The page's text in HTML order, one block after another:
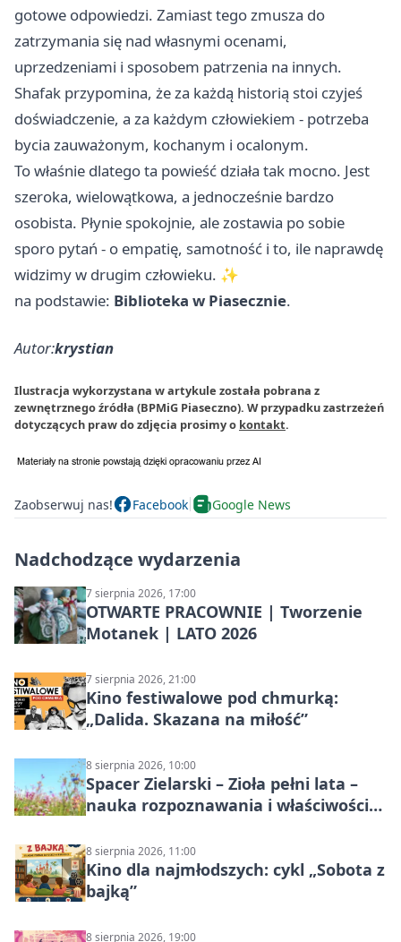
gotowe odpowiedzi. Zamiast tego zmusza do
zatrzymania się nad własnymi ocenami,
uprzedzeniami i sposobem patrzenia na innych.
Shafak przypomina, że za każdą historią stoi czyjeś
doświadczenie, a za każdym człowiekiem - potrzeba
bycia zauważonym, kochanym i ocalonym.
To właśnie dlatego ta powieść działa tak mocno. Jest
szeroka, wielowątkowa, a jednocześnie bardzo
osobista. Płynie spokojnie, ale zostawia po sobie
sporo pytań - o empatię, samotność i to, ile naprawdę
widzimy w drugim człowieku. ✨
na podstawie: Biblioteka w Piasecznie.
Autor:krystian
Ilustracja wykorzystana w artykule została pobrana z
zewnętrznego źródła (BPMiG Piaseczno). W przypadku zastrzeżeń
dotyczących praw do zdjęcia prosimy o kontakt.
Zaobserwuj nas! Facebook Google News
Nadchodzące wydarzenia
7 sierpnia 2026, 17:00
OTWARTE PRACOWNIE | Tworzenie
Motanek | LATO 2026
7 sierpnia 2026, 21:00
Kino festiwalowe pod chmurką:
„Dalida. Skazana na miłość”
8 sierpnia 2026, 10:00
Spacer Zielarski – Zioła pełni lata –
nauka rozpoznawania i właściwości
8 sierpnia 2026, 11:00
Kino dla najmłodszych: cykl „Sobota z
bajką”
8 sierpnia 2026, 19:00